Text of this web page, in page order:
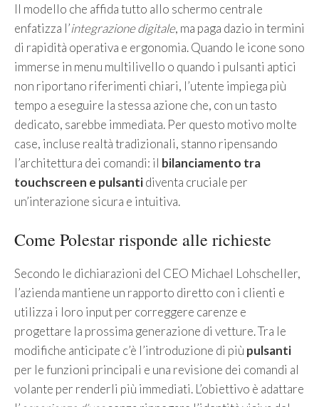
Il modello che affida tutto allo schermo centrale
enfatizza l’integrazione digitale, ma paga dazio in termini
di rapidità operativa e ergonomia. Quando le icone sono
immerse in menu multilivello o quando i pulsanti aptici
non riportano riferimenti chiari, l’utente impiega più
tempo a eseguire la stessa azione che, con un tasto
dedicato, sarebbe immediata. Per questo motivo molte
case, incluse realtà tradizionali, stanno ripensando
l’architettura dei comandi: il bilanciamento tra
touchscreen e pulsantidiventa cruciale per
un’interazione sicura e intuitiva.
Come Polestar risponde alle richieste
Secondo le dichiarazioni del CEO Michael Lohscheller,
l’azienda mantiene un rapporto diretto con i clienti e
utilizza i loro input per correggere carenze e
progettare la prossima generazione di vetture. Tra le
modifiche anticipate c’è l’introduzione di più pulsanti
per le funzioni principali e una revisione dei comandi al
volante per renderli più immediati. L’obiettivo è adattare